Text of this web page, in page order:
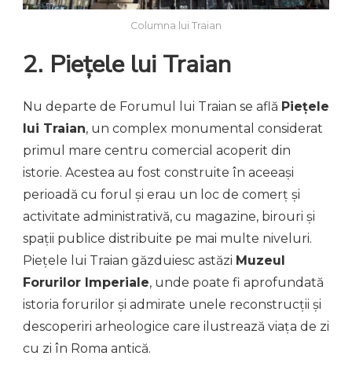
Columna lui Traian
2. Piețele lui Traian
Nu departe de Forumul lui Traian se află Piețele
lui Traian, un complex monumental considerat
primul mare centru comercial acoperit din
istorie. Acestea au fost construite în aceeași
perioadă cu forul și erau un loc de comerț și
activitate administrativă, cu magazine, birouri și
spații publice distribuite pe mai multe niveluri.
Piețele lui Traian găzduiesc astăzi Muzeul
Forurilor Imperiale, unde poate fi aprofundată
istoria forurilor și admirate unele reconstrucții și
descoperiri arheologice care ilustrează viața de zi
cu zi în Roma antică.